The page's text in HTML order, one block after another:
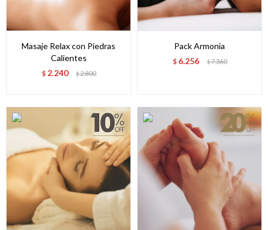
Masaje Relax con Piedras
Calientes
$ 2.240 $2.800
Pack Armonia
$ 6.256 $7.360